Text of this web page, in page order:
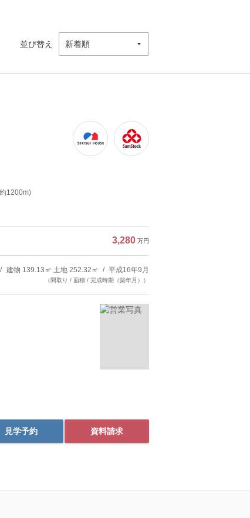
並び替え
1200m)
3,280 万円
建物 139.13㎡ 土地 252.32㎡ 平成16年9月
（間取り / 面積 / 完成時期（築年月））
見学予約 資料請求